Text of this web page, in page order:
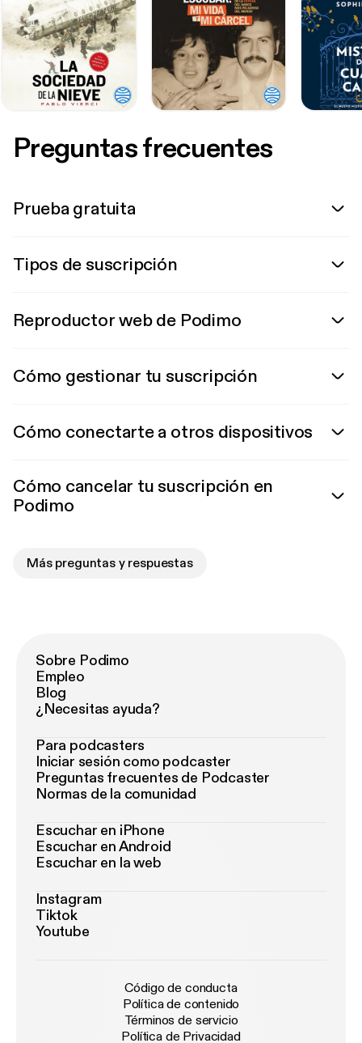
Preguntas frecuentes
Prueba gratuita
Tipos de suscripción
Reproductor web de Podimo
Cómo gestionar tu suscripción
Cómo conectarte a otros dispositivos
Cómo cancelar tu suscripción en
Podimo
Más preguntas y respuestas
Sobre Podimo
Empleo
Blog
¿Necesitas ayuda?
Para podcasters
Iniciar sesión como podcaster
Preguntas frecuentes de Podcaster
Normas de la comunidad
Escuchar en iPhone
Escuchar en Android
Escuchar en la web
Instagram
Tiktok
Youtube
Código de conducta
Política de contenido
Términos de servicio
Política de Privacidad